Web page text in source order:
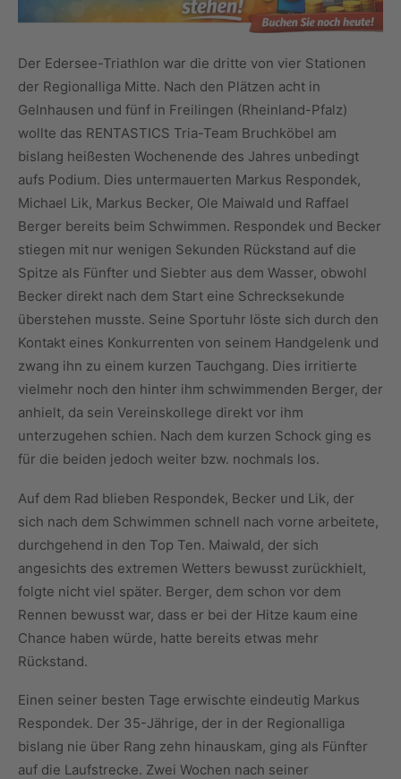
Der Edersee-Triathlon war die dritte von vier Stationen
der Regionalliga Mitte. Nach den Plätzen acht in
Gelnhausen und fünf in Freilingen (Rheinland-Pfalz)
wollte das RENTASTICS Tria-Team Bruchköbel am
bislang heißesten Wochenende des Jahres unbedingt
aufs Podium. Dies untermauerten Markus Respondek,
Michael Lik, Markus Becker, Ole Maiwald und Raffael
Berger bereits beim Schwimmen. Respondek und Becker
stiegen mit nur wenigen Sekunden Rückstand auf die
Spitze als Fünfter und Siebter aus dem Wasser, obwohl
Becker direkt nach dem Start eine Schrecksekunde
überstehen musste. Seine Sportuhr löste sich durch den
Kontakt eines Konkurrenten von seinem Handgelenk und
zwang ihn zu einem kurzen Tauchgang. Dies irritierte
vielmehr noch den hinter ihm schwimmenden Berger, der
anhielt, da sein Vereinskollege direkt vor ihm
unterzugehen schien. Nach dem kurzen Schock ging es
für die beiden jedoch weiter bzw. nochmals los.
Auf dem Rad blieben Respondek, Becker und Lik, der
sich nach dem Schwimmen schnell nach vorne arbeitete,
durchgehend in den Top Ten. Maiwald, der sich
angesichts des extremen Wetters bewusst zurückhielt,
folgte nicht viel später. Berger, dem schon vor dem
Rennen bewusst war, dass er bei der Hitze kaum eine
Chance haben würde, hatte bereits etwas mehr
Rückstand.
Einen seiner besten Tage erwischte eindeutig Markus
Respondek. Der 35-Jährige, der in der Regionalliga
bislang nie über Rang zehn hinauskam, ging als Fünfter
auf die Laufstrecke. Zwei Wochen nach seiner